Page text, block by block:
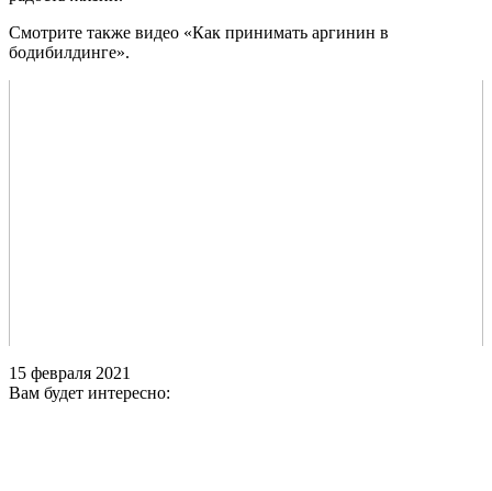
Смотрите также видео «Как принимать аргинин в
бодибилдинге».
15 февраля 2021
Вам будет интересно: